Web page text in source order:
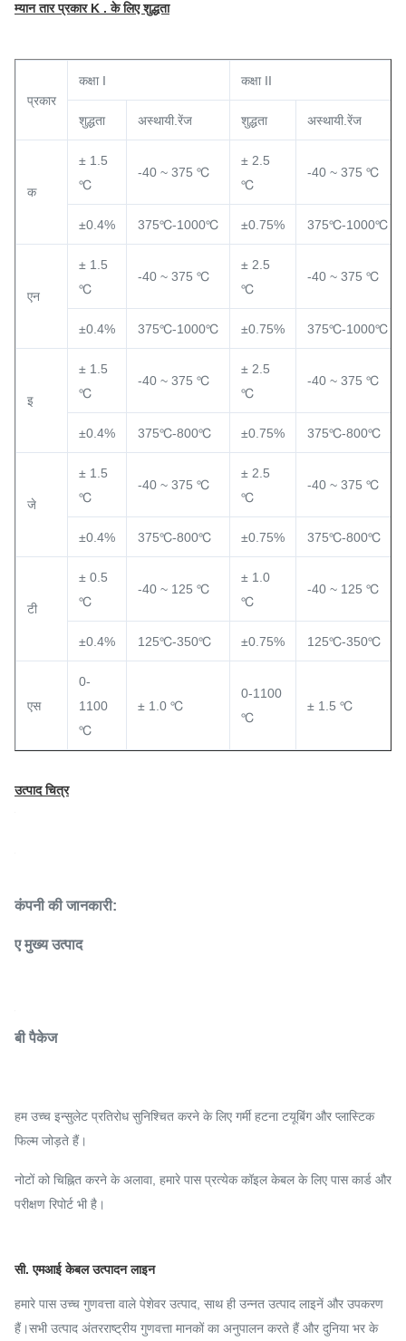
म्यान तार प्रकार K . के लिए शुद्धता
प्रकार
कक्षा I कक्षा II
शुद्धता अस्थायी.रेंज शुद्धता अस्थायी.रेंज
क
± 1.5
℃
-40 ~ 375 ℃
± 2.5
℃
-40 ~ 375 ℃
±0.4% 375℃-1000℃ ±0.75% 375℃-1000℃
एन
± 1.5
℃
-40 ~ 375 ℃
± 2.5
℃
-40 ~ 375 ℃
±0.4% 375℃-1000℃ ±0.75% 375℃-1000℃
इ
± 1.5
℃
-40 ~ 375 ℃
± 2.5
℃
-40 ~ 375 ℃
±0.4% 375℃-800℃ ±0.75% 375℃-800℃
जे
± 1.5
℃
-40 ~ 375 ℃
± 2.5
℃
-40 ~ 375 ℃
±0.4% 375℃-800℃ ±0.75% 375℃-800℃
टी
± 0.5
℃
-40 ~ 125 ℃
± 1.0
℃
-40 ~ 125 ℃
±0.4% 125℃-350℃ ±0.75% 125℃-350℃
एस
0-
1100
℃
± 1.0 ℃
0-1100
℃
± 1.5 ℃
उत्पाद चित्र
कंपनी की जानकारी:
बी पैकेज